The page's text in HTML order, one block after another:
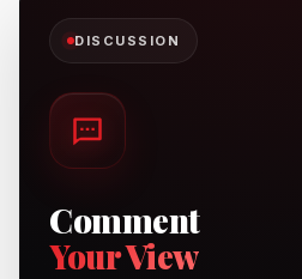
DISCUSSION
Comment
Your View